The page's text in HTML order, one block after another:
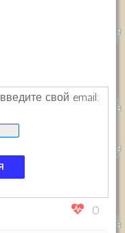
свой email:
0